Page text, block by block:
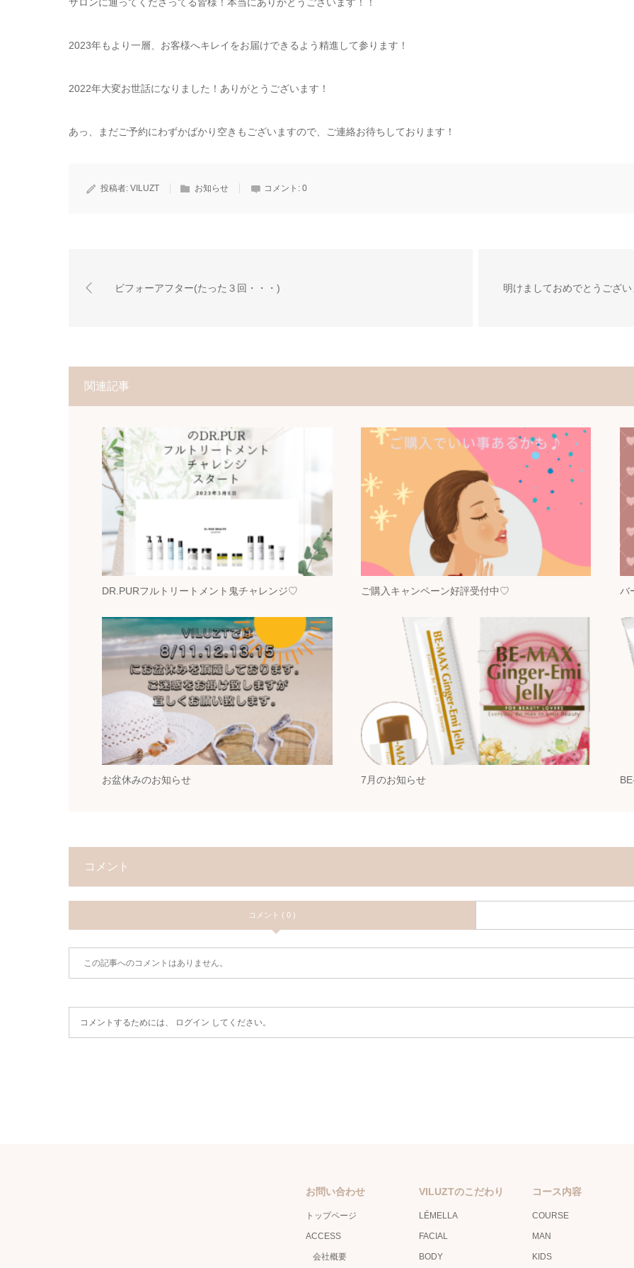
2023年もより一層、お客様へキレイをお届けできるよう精進して参ります！
2022年大変お世話になりました！ありがとうございます！
あっ、まだご予約にわずかばかり空きもございますので、ご連絡お待ちしております！
投稿者: VILUZT お知らせ コメント: 0
ビフォーアフター(たった３回・・・) 明けましておめでとうござ
関連記事
DR.PURフルトリートメント鬼チャレンジ♡ ご購入キャンペーン好評受付中♡ バ
お盆休みのお知らせ 7月のお知らせ
コメント
コメント ( 0 )
この記事へのコメントはありません。
コメントするためには、 ログイン してください。
お問い合わせ
トップページ
ACCESS
会社概要
VILUZTのこだわり
LÉMELLA
FACIAL
BODY
コース内容
COURSE
MAN
KIDS